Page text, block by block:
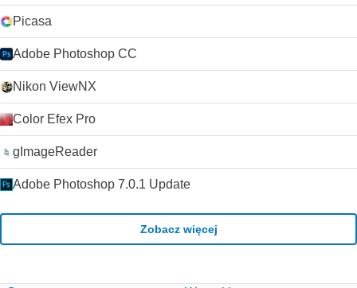
Picasa
Adobe Photoshop CC
Nikon ViewNX
Color Efex Pro
gImageReader
Adobe Photoshop 7.0.1 Update
Zobacz więcej